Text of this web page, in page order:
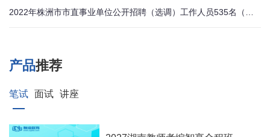
产品推荐
笔试 面试 讲座